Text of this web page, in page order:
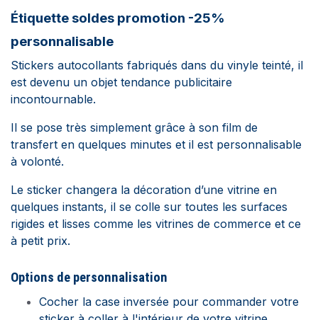
Étiquette soldes promotion -25%
personnalisable
Stickers autocollants fabriqués dans du vinyle teinté, il
est devenu un objet tendance publicitaire
incontournable.
Il se pose très simplement grâce à son film de
transfert en quelques minutes et il est personnalisable
à volonté.
Le sticker changera la décoration d’une vitrine en
quelques instants, il se colle sur toutes les surfaces
rigides et lisses comme les vitrines de commerce et ce
à petit prix.
Options de personnalisation
Cocher la case inversée pour commander votre